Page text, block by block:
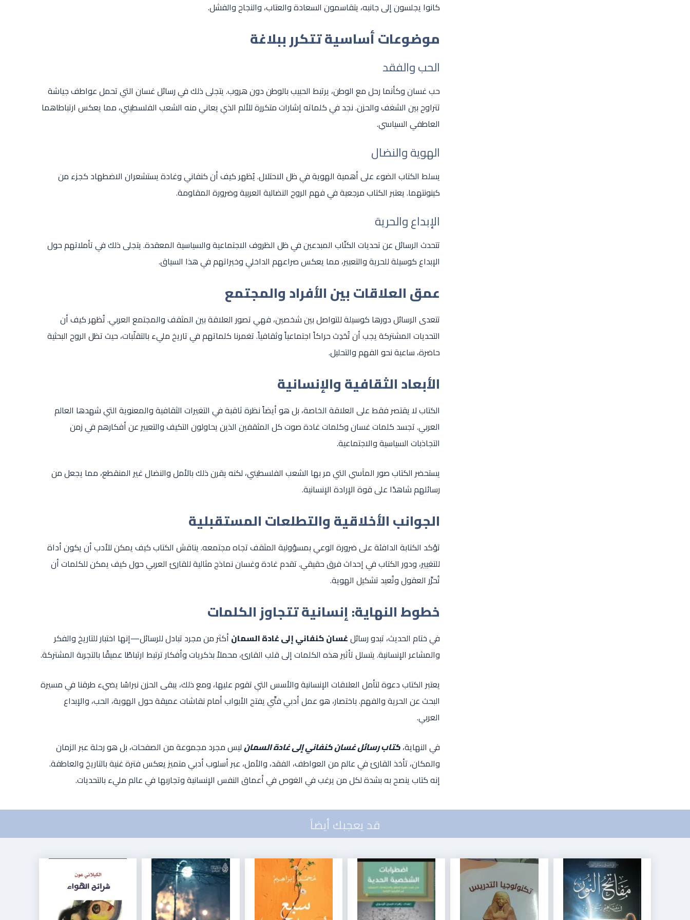
كانوا يجلسون إلى جانبه، يتقاسمون السعادة والعتاب، والنجاح والفشل.
موضوعات أساسية تتكرر ببلاغة
الحب والفقد
حب غسان وكأنما رحل مع الوطن، يرتبط الحبيب بالوطن دون هروب. يتجلى ذلك في رسائل غسان التي تحمل عواطف جياشة
تتراوح بين الشغف والحزن. نجد في كلماته إشارات متكررة للألم الذي يعاني منه الشعب الفلسطيني، مما يعكس ارتباطاهما
العاطفي السياسي.
الهوية والنضال
يسلط الكتاب الضوء على أهمية الهوية في ظل الاحتلال. يُظهر كيف أن كنفاني وغادة يستشعران الاضطهاد كجزء من
كينونتهما. يعتبر الكتاب مرجعية في فهم الروح النضالية العربية وضرورة المقاومة.
الإبداع والحرية
تتحدث الرسائل عن تحديات الكتّاب المبدعين في ظل الظروف الاجتماعية والسياسية المعقدة. يتجلى ذلك في تأملاتهم حول
الإبداع كوسيلة للحرية والتعبير، مما يعكس صراعهم الداخلي وخبراتهم في هذا السياق.
عمق العلاقات بين الأفراد والمجتمع
تتعدى الرسائل دورها كوسيلة للتواصل بين شخصين، فهي تصور العلاقة بين المثقف والمجتمع العربي. تُظهر كيف أن
التحديات المشتركة يجب أن تُحَدِث حراكاً اجتماعياً وثقافياً. تغمرنا كلماتهم في تاريخ مليء بالتقلّبات، حيث تظل الروح البحثية
حاضرة، ساعية نحو الفهم والتحليل.
الأبعاد الثقافية والإنسانية
الكتاب لا يقتصر فقط على العلاقة الخاصة، بل هو أيضاً نظرة ثاقبة في التغيرات الثقافية والمعنوية التي شهدها العالم
العربي. تجسد كلمات غسان وكلمات غادة صوت كل المثقفين الذين يحاولون التكيف والتعبير عن أفكارهم في زمن
التجاذبات السياسية والاجتماعية.
يستحضر الكتاب صور المآسي التي مر بها الشعب الفلسطيني، لكنه يقرن ذلك بالأمل والنضال غير المنقطع، مما يجعل من
رسائلهم شاهدًا على قوة الإرادة الإنسانية.
الجوانب الأخلاقية والتطلعات المستقبلية
تؤكد الكتابة الدافئة على ضرورة الوعي بمسؤولية المثقف تجاه مجتمعه. يناقش الكتاب كيف يمكن للأدب أن يكون أداة
للتغيير، ودور الكتاب في إحداث فرق حقيقي. تقدم غادة وغسان نماذج مثالية للقارئ العربي حول كيف يمكن للكلمات أن
تُحرِّر العقول وتُعيد تشكيل الهوية.
خطوط النهاية: إنسانية تتجاوز الكلمات
في ختام الحديث، تبدو رسائلغسان كنفاني إلى غادة السمان أكثر من مجرد تبادل للرسائل—إنها اختبار للتاريخ والفكر
والمشاعر الإنسانية. يتسلل تأثير هذه الكلمات إلى قلب القارئ، محملاً بذكريات وأفكار ترتبط ارتباطًا عميقًا بالتجربة المشتركة.
يعتبر الكتاب دعوة لتأمل العلاقات الإنسانية والأسس التي تقوم عليها، ومع ذلك، يبقى الحزن نبراسًا يضيء طرقنا في مسيرة
البحث عن الحرية والفهم. باختصار، هو عمل أدبي فنِّي يفتح الأبواب أمام نقاشات عميقة حول الهوية، الحب، والإبداع
العربي.
في النهاية،كتاب رسائل غسان كنفاني إلى غادة السمانليس مجرد مجموعة من الصفحات، بل هو رحلة عبر الزمان
والمكان، تأخذ القارئ في عالم من العواطف، الفقد، والأمل، عبر أسلوب أدبي متميز يعكس فترة غنية بالتاريخ والعاطفة.
إنه كتاب ينصح به بشدة لكل من يرغب في الغوص في أعماق النفس الإنسانية وتجاربها في عالم مليء بالتحديات.
قد يعجبك أيضاً